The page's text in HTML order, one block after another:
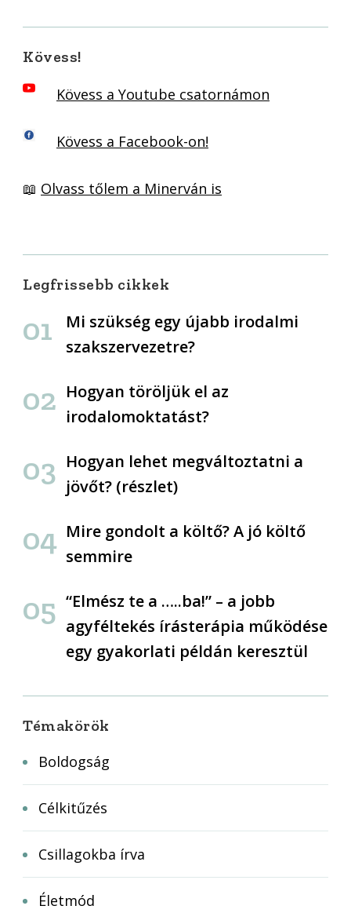
Kövess!
Kövess a Youtube csatornámon
Kövess a Facebook-on!
📖 Olvass tőlem a Minerván is
Legfrissebb cikkek
Mi szükség egy újabb irodalmi
szakszervezetre?
Hogyan töröljük el az
irodalomoktatást?
Hogyan lehet megváltoztatni a
jövőt? (részlet)
Mire gondolt a költő? A jó költő
semmire
“Elmész te a …..ba!” – a jobb
agyféltekés írásterápia működése
egy gyakorlati példán keresztül
Témakörök
Boldogság
Célkitűzés
Csillagokba írva
Életmód